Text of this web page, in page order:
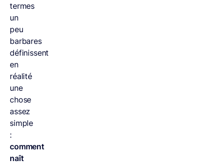
termes
un
peu
barbares
définissent
en
réalité
une
chose
assez
simple
:
comment
naît